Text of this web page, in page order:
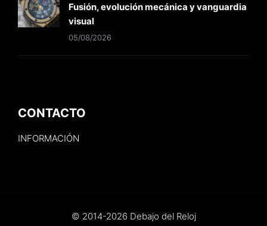
Fusión, evolución mecánica y vanguardia
visual
05/08/2026
CONTACTO
INFORMACIÓN
© 2014-2026 Debajo del Reloj